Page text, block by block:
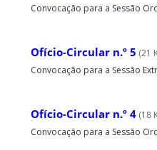
Convocação para a Sessão
Ofício-Circular n.º 5 (21
Convocação para a Sessão
Ofício-Circular n.º 4 (18
Convocação para a Sessão